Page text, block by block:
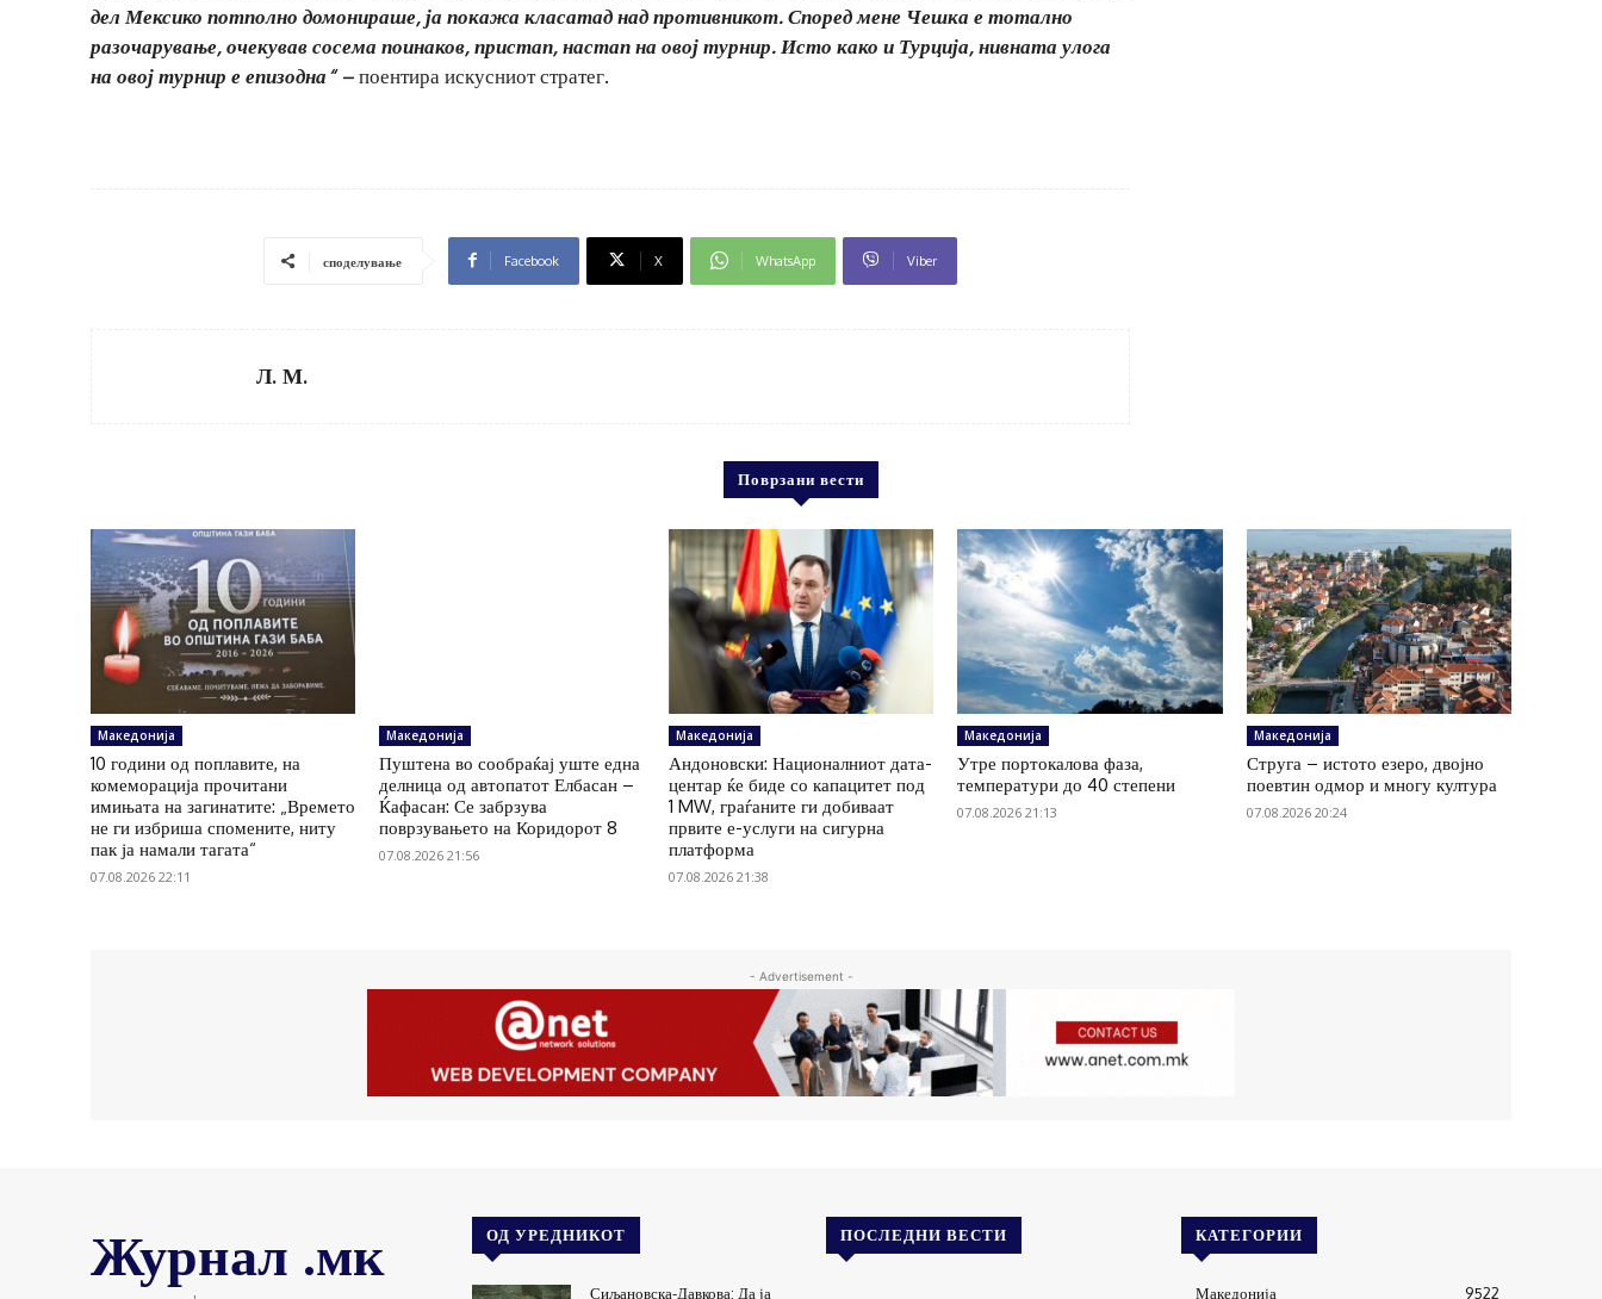
дел Мексико потполно домонираше, ја покажа класатад над противникот. Според мене Чешка е тотално
разочарување, очекував сосема поинаков, пристап, настап на овој турнир. Исто како и Турција, нивната улога
на овој турнир е епизодна“ –поентира искусниот стратег.
споделување Facebook X WhatsApp Viber
Л. М.
Поврзани вести
Македонија
10 години од поплавите, на
комеморација прочитани
имињата на загинатите: „Времето
не ги избриша спомените, ниту
пак ја намали тагата“
07.08.2026 22:11
Македонија
Пуштена во сообраќај уште една
делница од автопатот Елбасан –
Ќафасан: Се забрзува
поврзувањето на Коридорот 8
07.08.2026 21:56
Македонија
Андоновски: Националниот дата-
центар ќе биде со капацитет под
1 MW, граѓаните ги добиваат
првите е-услуги на сигурна
платформа
07.08.2026 21:38
Македонија
Утре портокалова фаза,
температури до 40 степени
07.08.2026 21:13
Македонија
Струга – истото езеро, двојно
поевтин одмор и многу култура
07.08.2026 20:24
- Advertisement -
Журнал .мк ОД УРЕДНИКОТ
Сиљановска-Давкова: Да ја
ПОСЛЕДНИ ВЕСТИ КАТЕГОРИИ
Македонија 9522